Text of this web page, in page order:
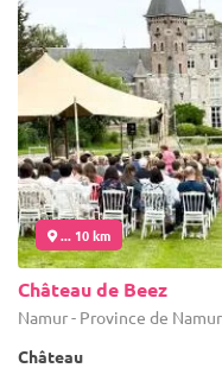
... 10 km
Château de Beez
Namur - Province de
Château